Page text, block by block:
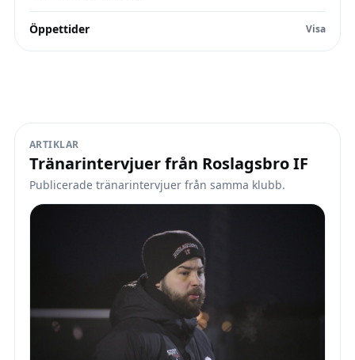
Öppettider
ARTIKLAR
Tränarintervjuer från Roslagsbro IF
Publicerade tränarintervjuer från samma klubb.